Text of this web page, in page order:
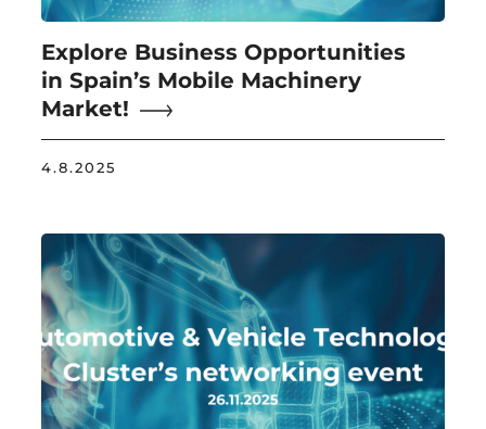
Explore Business Opportunities
in Spain’s Mobile Machinery
Market!
4.8.2025